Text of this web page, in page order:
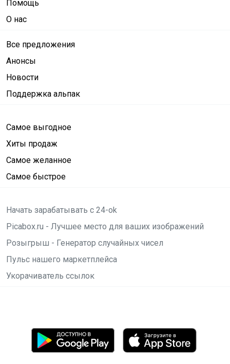
Помощь
О нас
Все предложения
Анонсы
Новости
Поддержка альпак
Самое выгодное
Хиты продаж
Самое желанное
Самое быстрое
Начать зарабатывать с 24-ok
Picabox.ru - Лучшее место для ваших изображений
Розыгрыш - Генератор случайных чисел
Пульс нашего маркетплейса
Укорачиватель ссылок